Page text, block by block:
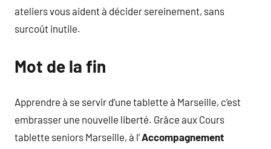
ateliers vous aident à décider sereinement, sans
surcoût inutile.
Mot de la fin
Apprendre à se servir d’une tablette à Marseille, c’est
embrasser une nouvelle liberté. Grâce aux Cours
tablette seniors Marseille, à l’Accompagnement